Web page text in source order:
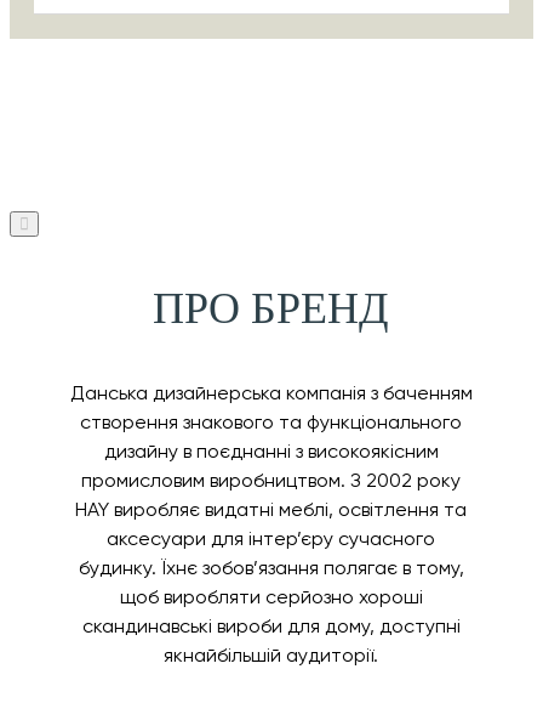
ПРО БРЕНД
Данська дизайнерська компанія з баченням
створення знакового та функціонального
дизайну в поєднанні з високоякісним
промисловим виробництвом. З 2002 року
HAY виробляє видатні меблі, освітлення та
аксесуари для інтер’єру сучасного
будинку. Їхнє зобов’язання полягає в тому,
щоб виробляти серйозно хороші
скандинавські вироби для дому, доступні
якнайбільшій аудиторії.